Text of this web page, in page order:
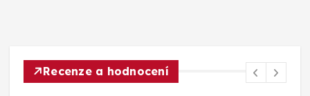
Recenze a hodnocení